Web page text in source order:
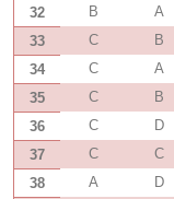
32
B A
33
C B
34
C A
35
C B
36
C D
37
C C
38
A D